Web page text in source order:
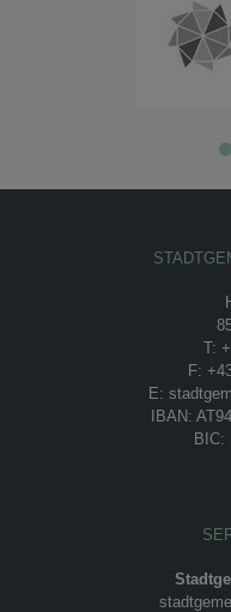
T:
F:
E:
IBAN:
BIC: